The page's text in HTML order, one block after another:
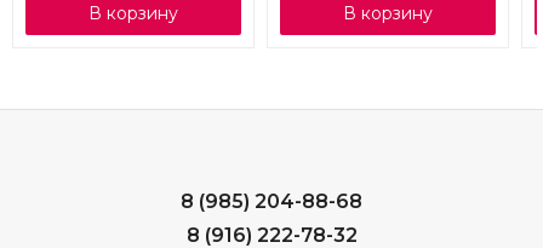
В корзину В корзину
8 (985) 204-88-68
8 (916) 222-78-32